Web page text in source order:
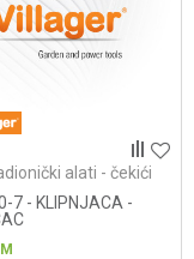
alati - čekići
7 - KLIPNJACA -